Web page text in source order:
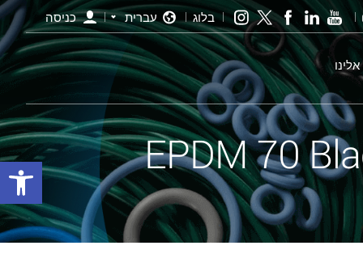
בלוג עברית כניסה
פתח